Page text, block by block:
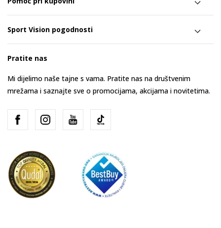
Sport Vision pogodnosti
Pratite nas
Mi dijelimo naše tajne s vama. Pratite nas na društvenim
mrežama i saznajte sve o promocijama, akcijama i novitetima.